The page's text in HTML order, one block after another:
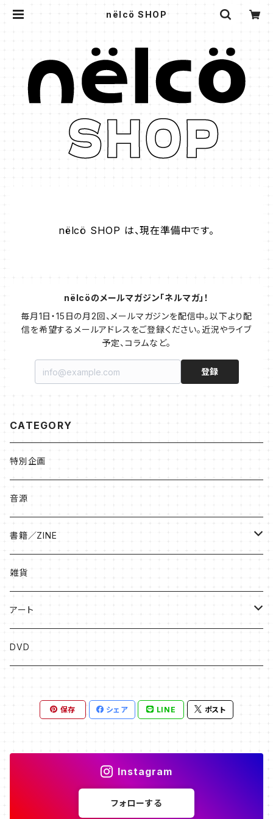
nëlcö SHOP
nëlcö SHOP は、現在準備中です。
nëlcöのメールマガジン「ネルマガ」！
毎月1日・15日の月2回、メールマガジンを配信中。以下より配
信を希望するメールアドレスをご登録ください。近況やライブ
予定、コラムなど。
登録
CATEGORY
特別企画
音源
書籍／ZINE
絵本
ソングブック
漫画
雑貨
アート
版画
フライヤー原画
DVD
保存 シェア LINE ポスト
Instagram
フォローする